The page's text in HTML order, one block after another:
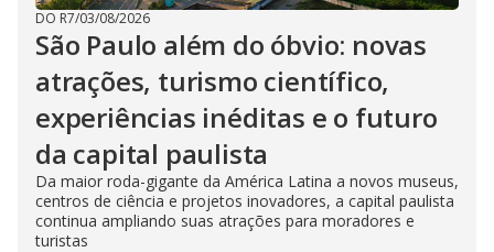
DO R7/03/08/2026
São Paulo além do óbvio: novas
atrações, turismo científico,
experiências inéditas e o futuro
da capital paulista
Da maior roda-gigante da América Latina a novos museus,
centros de ciência e projetos inovadores, a capital paulista
continua ampliando suas atrações para moradores e
turistas